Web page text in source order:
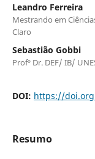
Leandro Ferreira
Mestrando em
Claro
Sebastião Gobbi
Profº Dr. DEF/ IB/
DOI: https://
Resumo